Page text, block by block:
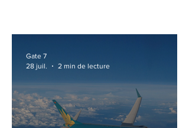
Gate 7
28 juil.
2 min de lecture